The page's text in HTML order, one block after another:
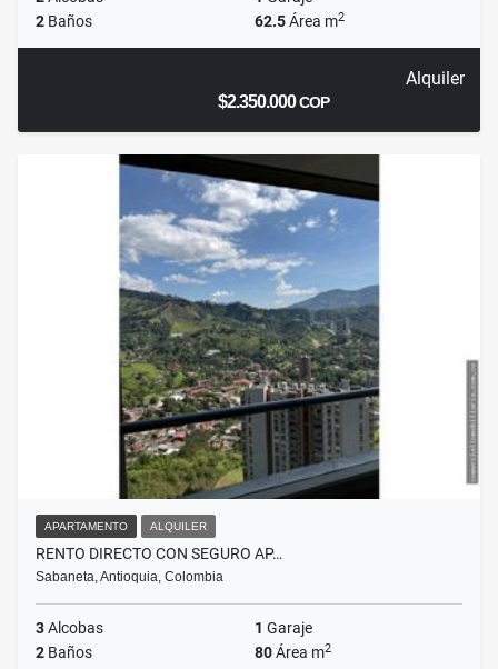
2 Baños 62.5Área m2
Alquiler
$2.350.000COP
APARTAMENTO ALQUILER
RENTO DIRECTO CON SEGURO AP…
Sabaneta, Antioquia, Colombia
3Alcobas 1 Garaje
2 Baños 80Área m2